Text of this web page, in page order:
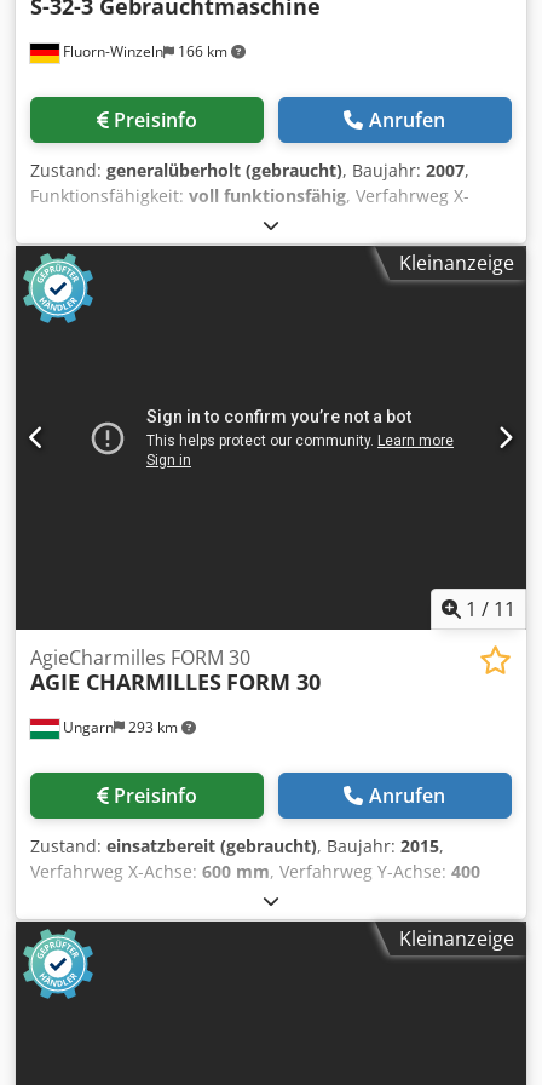
Fluorn-Winzeln 166 km
S-32-3 Gebrauchtmaschine
Preisinfo Anrufen
Zustand: generalüberholt (gebraucht), Baujahr: 2007,
Funktionsfähigkeit: voll funktionsfähig, Verfahrweg X-
, Verfahrweg Y-Achse:
Garantiezeit:12 Monate, Zum Verkauf steht eine
Startlocherodiermaschine bes S 32-3 Eigenschaften hohe
Bohrgeschwindigkeit geringer Elektrodenverschleiß
Tischgröße (Breite x Tiefe) 450 x 210 mm Verfahrwege X/Y/Z
Elektrodenführung 150 mm Elektrodendurchmesser 0,3 –
10 mm Außenmaße der Maschine 1030 x 800 x 2100 mm
Nettogewicht der Maschine 600 kg Filtration Kanister 20 l
Kleinanzeige
1 / 11
Ungarn 293 km
AgieCharmilles FORM 30
AGIE CHARMILLES FORM 30
Preisinfo Anrufen
Zustand: einsatzbereit (gebraucht), Baujahr: 2015,
Verfahrweg X-Achse: 600 mm, Verfahrweg Y-Achse: 400
400 mm
Diese 4-Achsen AgieCharmilles FORM 30
Senkerodiermaschine wurde 2015 hergestellt. Sie verfügt
über einen X-Achsen-Verfahrweg von 600 mm, einen Y-
Achsen-Verfahrweg von 400 mm und einen Z-Achsen-
Kleinanzeige